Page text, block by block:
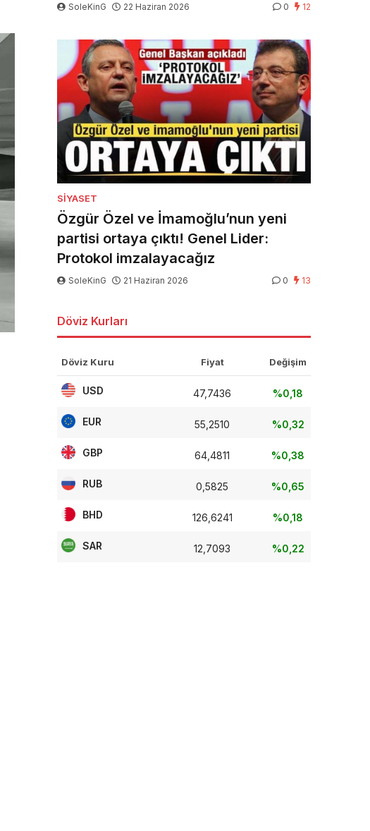
SoleKinG 22 Haziran 2026 0 12
SIYASET
Özgür Özel ve İmamoğlu’nun yeni
partisi ortaya çıktı! Genel Lider:
Protokol imzalayacağız
SoleKinG 21 Haziran 2026 0 13
Döviz Kurları
Döviz Kuru Fiyat Değişim
USD 47,7436 %0,18
EUR 55,2510 %0,32
GBP 64,4811 %0,38
RUB 0,5825 %0,65
BHD 126,6241 %0,18
SAR 12,7093 %0,22